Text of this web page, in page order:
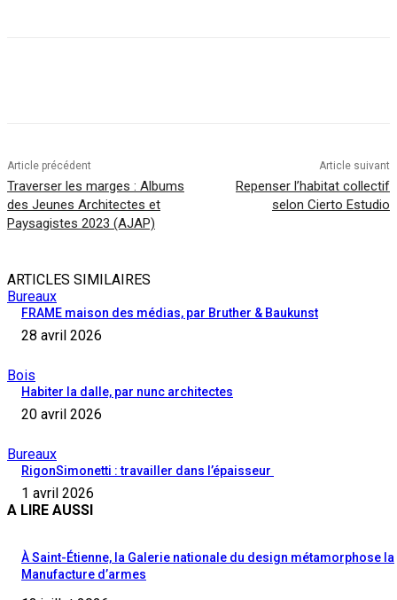
Article précédent
Traverser les marges : Albums
des Jeunes Architectes et
Paysagistes 2023 (AJAP)
Article suivant
Repenser l’habitat collectif
selon Cierto Estudio
ARTICLES SIMILAIRES
Bureaux
FRAME maison des médias, par Bruther & Baukunst
28 avril 2026
Bois
Habiter la dalle, par nunc architectes
20 avril 2026
Bureaux
RigonSimonetti : travailler dans l’épaisseur
1 avril 2026
A LIRE AUSSI
À Saint-Étienne, la Galerie nationale du design métamorphose la
Manufacture d’armes